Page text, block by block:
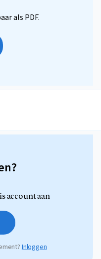
als PDF.
account aan
Inloggen